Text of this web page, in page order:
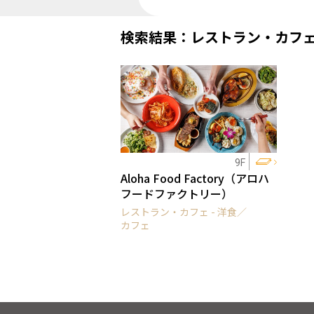
検索結果：レストラン・カフ
9F
Aloha Food Factory（アロハ
フードファクトリー）
レストラン・カフェ - 洋食／
カフェ